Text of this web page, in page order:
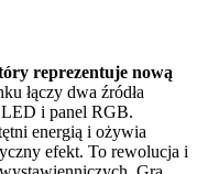
reprezentuje nową
łączy dwa źródła
i panel RGB.
energią i ożywia
efekt. To rewolucja i